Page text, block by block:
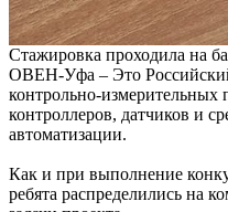
Стажировка проходила на
ОВЕН-Уфа – Это
контрольно-
контроллеров, датчиков и
автоматизации.
Как и при выполнение
ребята распределились на